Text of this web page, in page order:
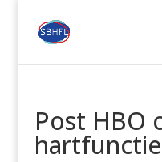
Post HBO